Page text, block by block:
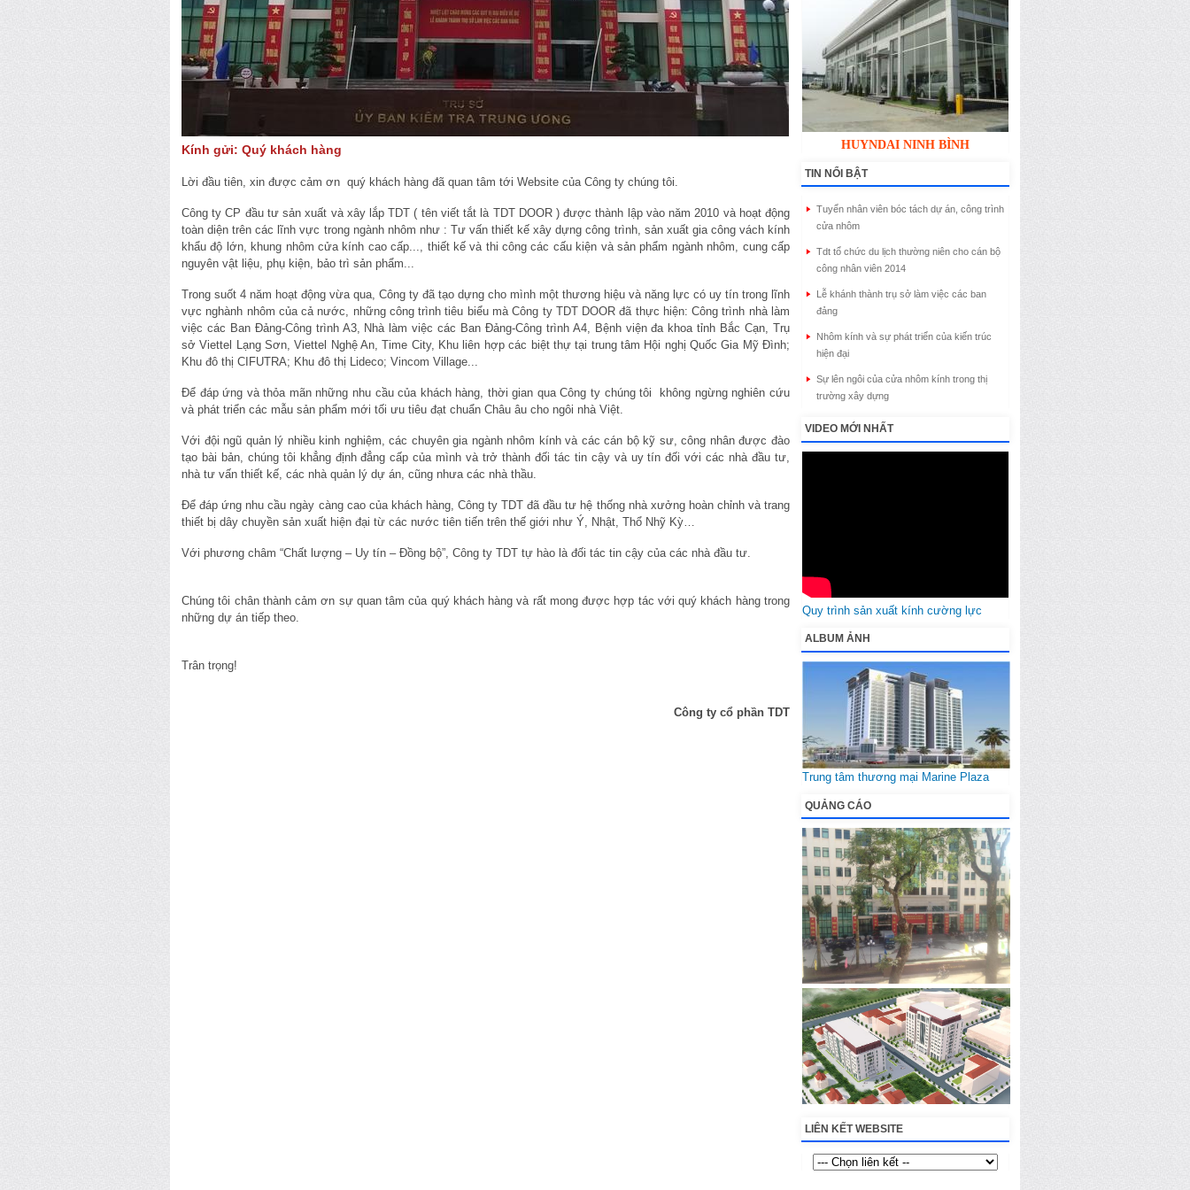
Kính gửi: Quý khách hàng
Lời đầu tiên, xin được cảm ơn quý khách hàng đã quan tâm tới Website của Công ty chúng tôi.
Công ty CP đầu tư sản xuất và xây lắp TDT ( tên viết tắt là TDT DOOR ) được thành lập vào năm 2010 và hoạt động
toàn diện trên các lĩnh vực trong ngành nhôm như : Tư vấn thiết kế xây dựng công trình, sản xuất gia công vách kính
khẩu độ lớn, khung nhôm cửa kính cao cấp..., thiết kế và thi công các cấu kiện và sản phẩm ngành nhôm, cung cấp
nguyên vật liệu, phụ kiện, bảo trì sản phẩm...
Trong suốt 4 năm hoạt động vừa qua, Công ty đã tạo dựng cho mình một thương hiệu và năng lực có uy tín trong lĩnh
vực nghành nhôm của cả nước, những công trình tiêu biểu mà Công ty TDT DOOR đã thực hiện: Công trình nhà làm
việc các Ban Đảng-Công trình A3, Nhà làm việc các Ban Đảng-Công trình A4, Bệnh viện đa khoa tỉnh Bắc Cạn, Trụ
sở Viettel Lạng Sơn, Viettel Nghệ An, Time City, Khu liên hợp các biệt thự tại trung tâm Hội nghị Quốc Gia Mỹ Đình;
Khu đô thị CIFUTRA; Khu đô thị Lideco; Vincom Village...
Để đáp ứng và thỏa mãn những nhu cầu của khách hàng, thời gian qua Công ty chúng tôi không ngừng nghiên cứu
và phát triển các mẫu sản phẩm mới tối ưu tiêu đạt chuẩn Châu âu cho ngôi nhà Việt.
Với đội ngũ quản lý nhiều kinh nghiệm, các chuyên gia ngành nhôm kính và các cán bộ kỹ sư, công nhân được đào
tạo bài bản, chúng tôi khẳng định đẳng cấp của mình và trở thành đối tác tin cậy và uy tín đối với các nhà đầu tư,
nhà tư vấn thiết kế, các nhà quản lý dự án, cũng nhưa các nhà thầu.
Để đáp ứng nhu cầu ngày càng cao của khách hàng, Công ty TDT đã đầu tư hệ thống nhà xưởng hoàn chỉnh và trang
thiết bị dây chuyền sản xuất hiện đại từ các nước tiên tiến trên thế giới như Ý, Nhật, Thổ Nhỹ Kỳ…
Với phương châm “Chất lượng – Uy tín – Đồng bộ”, Công ty TDT tự hào là đối tác tin cậy của các nhà đầu tư.
Chúng tôi chân thành cảm ơn sự quan tâm của quý khách hàng và rất mong được hợp tác với quý khách hàng trong
những dự án tiếp theo.
Trân trọng!
Công ty cổ phần TDT
HUYNDAI NINH BÌNH
TIN NỔI BẬT
Tuyển nhân viên bóc tách dự án, công trình
cửa nhôm
Tdt tổ chức du lịch thường niên cho cán bộ
công nhân viên 2014
Lễ khánh thành trụ sở làm việc các ban
đảng
Nhôm kính và sự phát triển của kiến trúc
hiện đại
Sự lên ngôi của cửa nhôm kính trong thị
trường xây dựng
VIDEO MỚI NHẤT
Quy trình sản xuất kính cường lực
ALBUM ẢNH
Trung tâm thương mại Marine Plaza
QUẢNG CÁO
LIÊN KẾT WEBSITE